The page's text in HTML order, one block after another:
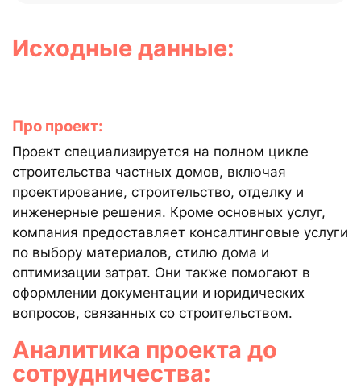
Исходные данные:
Про проект:
Проект специализируется на полном цикле
строительства частных домов, включая
проектирование, строительство, отделку и
инженерные решения. Кроме основных услуг,
компания предоставляет консалтинговые услуги
по выбору материалов, стилю дома и
оптимизации затрат. Они также помогают в
оформлении документации и юридических
вопросов, связанных со строительством.
Аналитика проекта до
сотрудничества: